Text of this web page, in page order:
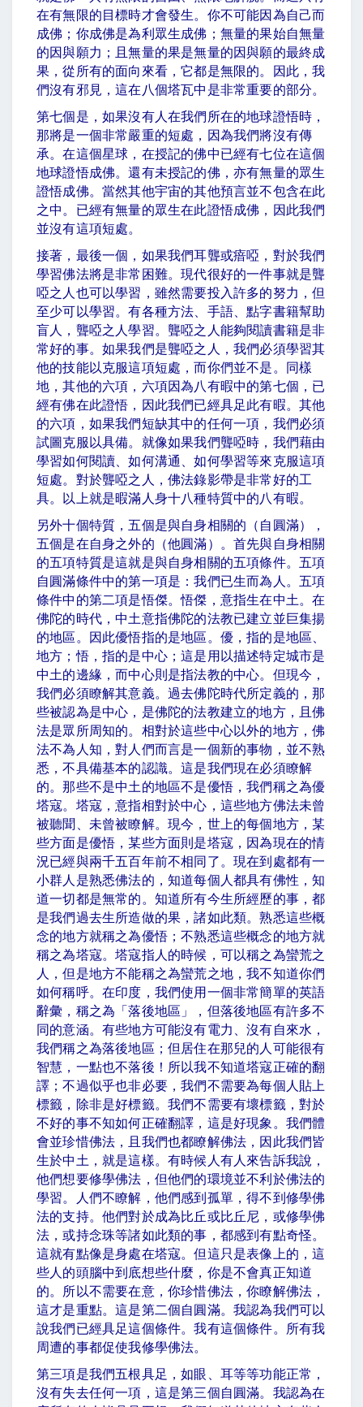
在有無限的目標時才會發生。你不可能因為自己而
成佛；你成佛是為利眾生成佛；無量的果始自無量
的因與願力；且無量的果是無量的因與願的最終成
果，從所有的面向來看，它都是無限的。因此，我
們沒有邪見，這在八個塔瓦中是非常重要的部分。
第七個是，如果沒有人在我們所在的地球證悟時，
那將是一個非常嚴重的短處，因為我們將沒有傳
承。在這個星球，在授記的佛中已經有七位在這個
地球證悟成佛。還有未授記的佛，亦有無量的眾生
證悟成佛。當然其他宇宙的其他預言並不包含在此
之中。已經有無量的眾生在此證悟成佛，因此我們
並沒有這項短處。
接著，最後一個，如果我們耳聾或瘖啞，對於我們
學習佛法將是非常困難。現代很好的一件事就是聾
啞之人也可以學習，雖然需要投入許多的努力，但
至少可以學習。有各種方法、手語、點字書籍幫助
盲人，聾啞之人學習。聾啞之人能夠閱讀書籍是非
常好的事。如果我們是聾啞之人，我們必須學習其
他的技能以克服這項短處，而你們並不是。同樣
地，其他的六項，六項因為八有暇中的第七個，已
經有佛在此證悟，因此我們已經具足此有暇。其他
的六項，如果我們短缺其中的任何一項，我們必須
試圖克服以具備。就像如果我們聾啞時，我們藉由
學習如何閱讀、如何溝通、如何學習等來克服這項
短處。對於聾啞之人，佛法錄影帶是非常好的工
具。以上就是暇滿人身十八種特質中的八有暇。
另外十個特質，五個是與自身相關的（自圓滿），
五個是在自身之外的（他圓滿）。首先與自身相關
的五項特質是這就是與自身相關的五項條件。五項
自圓滿條件中的第一項是：我們已生而為人。五項
條件中的第二項是悟傑。悟傑，意指生在中土。在
佛陀的時代，中土意指佛陀的法教已建立並巨集揚
的地區。因此優悟指的是地區。優，指的是地區、
地方；悟，指的是中心；這是用以描述特定城市是
中土的邊緣，而中心則是指法教的中心。但現今，
我們必須瞭解其意義。過去佛陀時代所定義的，那
些被認為是中心，是佛陀的法教建立的地方，且佛
法是眾所周知的。相對於這些中心以外的地方，佛
法不為人知，對人們而言是一個新的事物，並不熟
悉，不具備基本的認識。這是我們現在必須瞭解
的。那些不是中土的地區不是優悟，我們稱之為優
塔寇。塔寇，意指相對於中心，這些地方佛法未曾
被聽聞、未曾被瞭解。現今，世上的每個地方，某
些方面是優悟，某些方面則是塔寇，因為現在的情
況已經與兩千五百年前不相同了。現在到處都有一
小群人是熟悉佛法的，知道每個人都具有佛性，知
道一切都是無常的。知道所有今生所經歷的事，都
是我們過去生所造做的果，諸如此類。熟悉這些概
念的地方就稱之為優悟；不熟悉這些概念的地方就
稱之為塔寇。塔寇指人的時候，可以稱之為蠻荒之
人，但是地方不能稱之為蠻荒之地，我不知道你們
如何稱呼。在印度，我們使用一個非常簡單的英語
辭彙，稱之為「落後地區」，但落後地區有許多不
同的意涵。有些地方可能沒有電力、沒有自來水，
我們稱之為落後地區；但居住在那兒的人可能很有
智慧，一點也不落後！所以我不知道塔寇正確的翻
譯；不過似乎也非必要，我們不需要為每個人貼上
標籤，除非是好標籤。我們不需要有壞標籤，對於
不好的事不知如何正確翻譯，這是好現象。我們體
會並珍惜佛法，且我們也都瞭解佛法，因此我們皆
生於中土，就是這樣。有時候人有人來告訴我說，
他們想要修學佛法，但他們的環境並不利於佛法的
學習。人們不瞭解，他們感到孤單，得不到修學佛
法的支持。他們對於成為比丘或比丘尼，或修學佛
法，或持念珠等諸如此類的事，都感到有點奇怪。
這就有點像是身處在塔寇。但這只是表像上的，這
些人的頭腦中到底想些什麼，你是不會真正知道
的。所以不需要在意，你珍惜佛法，你瞭解佛法，
這才是重點。這是第二個自圓滿。我認為我們可以
說我們已經具足這個條件。我有這個條件。所有我
周遭的事都促使我修學佛法。
第三項是我們五根具足，如眼、耳等等功能正常，
沒有失去任何一項，這是第三個自圓滿。我認為在